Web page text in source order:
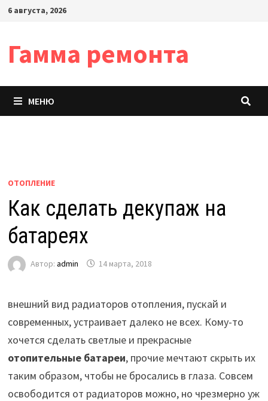
Перейти
6 августа, 2026
Гамма ремонта
МЕНЮ
ОТОПЛЕНИЕ
Как сделать декупаж на
батареях
Автор: admin 14 марта, 2018
внешний вид радиаторов отопления, пускай и
современных, устраивает далеко не всех. Кому-то
хочется сделать светлые и прекрасные
отопительные батареи, прочие мечтают скрыть их
таким образом, чтобы не бросались в глаза. Совсем
освободится от радиаторов можно, но чрезмерно уж